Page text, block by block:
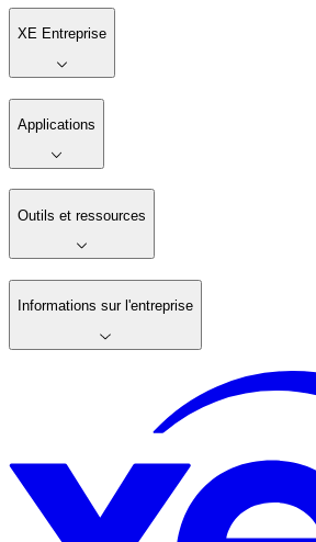
XE Entreprise
Applications
Outils et ressources
Informations sur l'entreprise